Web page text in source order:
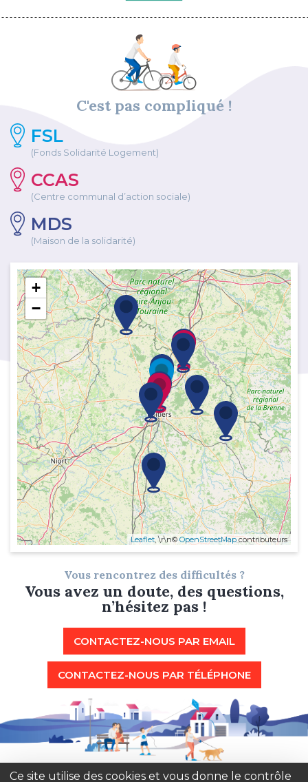
C'est pas compliqué !
FSL
(Fonds Solidarité Logement)
CCAS
(Centre communal d’action sociale)
MDS
(Maison de la solidarité)
+
−
Leaflet, \r\n©OpenStreetMapcontributeurs
Vous rencontrez des difficultés ?
Vous avez un doute, des questions,
n’hésitez pas !
CONTACTEZ-NOUS PAR EMAIL
CONTACTEZ-NOUS PAR TÉLÉPHONE
MENTIONS DONNÉES NOUS
Ce site utilise des cookies et vous donne le contrôle